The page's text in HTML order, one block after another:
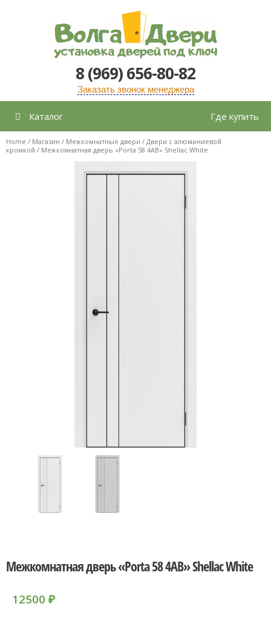
содержимому
8 (969) 656-80-82
Заказать звонок менеджера
Каталог Где купить
Home / Магазин / Межкомнатные двери / Двери с алюминиевой
кромкой / Межкомнатная дверь «Porta 58 4AB» Shellac White
Межкомнатная дверь «Porta 58 4AB» Shellac White
12500 ₽